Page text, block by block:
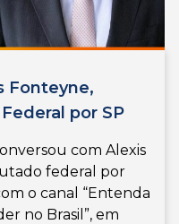
Fonteyne,
por SP
com Alexis
federal por
o canal “Entenda
no Brasil”, em